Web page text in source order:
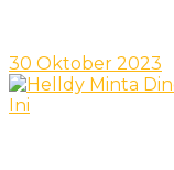
30 Oktober 2023